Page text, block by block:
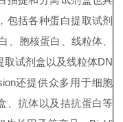
包括各种蛋白提取试剂
、胞核蛋白、线粒体、
取试剂盒以及线粒体DN
还提供众多用于细胞
、抗体以及拮抗蛋白等